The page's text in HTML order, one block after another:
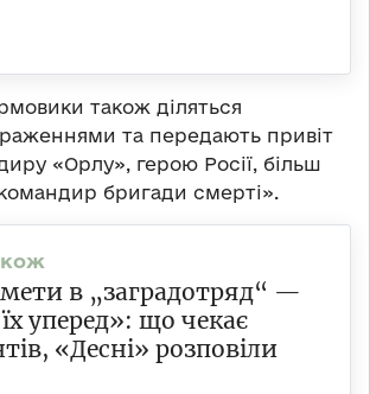
також діляться
та передають привіт
«Орлу», герою Росії, більш
бригади смерті».
в „заградотряд“ —
уперед»: що чекає
«Десні» розповіли